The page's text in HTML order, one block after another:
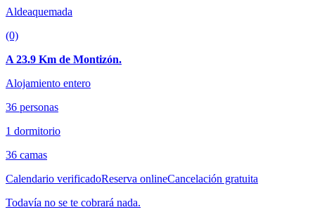
Aldeaquemada
(0)
A 23.9 Km de Montizón.
Alojamiento entero
36 personas
1 dormitorio
36 camas
Calendario verificadoReserva onlineCancelación gratuita
Todavía no se te cobrará nada.